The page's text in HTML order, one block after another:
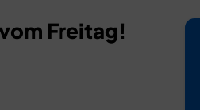
Freitag!